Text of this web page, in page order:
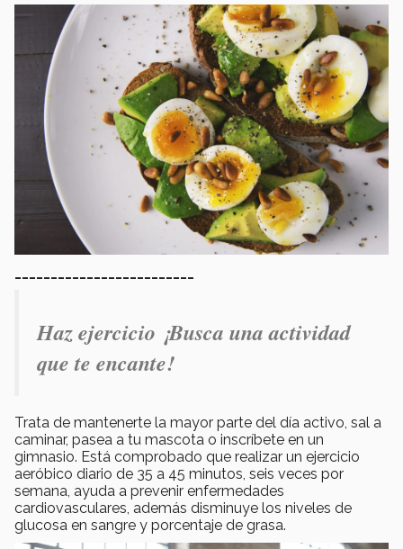
Haz ejercicio ¡Busca una actividad
que te encante!
Trata de mantenerte la mayor parte del día activo, sal a
caminar, pasea a tu mascota o inscríbete en un
gimnasio. Está comprobado que realizar un ejercicio
aeróbico diario de 35 a 45 minutos, seis veces por
semana, ayuda a prevenir enfermedades
cardiovasculares, además disminuye los niveles de
glucosa en sangre y porcentaje de grasa.